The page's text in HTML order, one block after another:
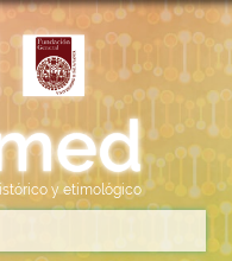
y etimológico